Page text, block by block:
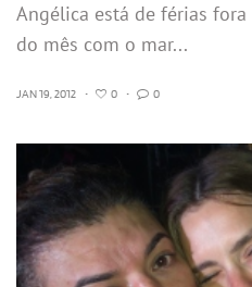
Angélica está de férias
do mês com o mar...
JAN 19, 2012 • 0 • 0